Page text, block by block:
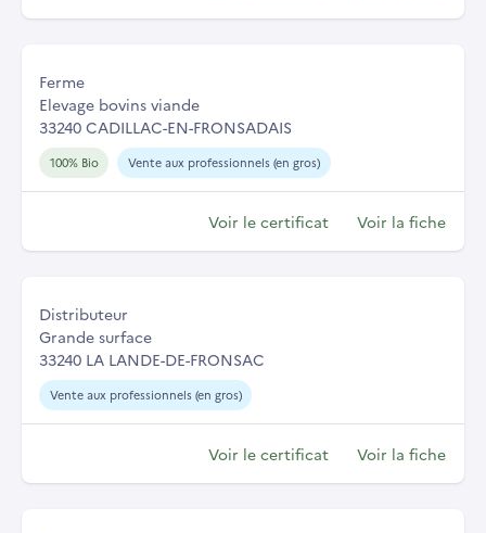
Ferme
Elevage bovins viande
33240 CADILLAC-EN-FRONSADAIS
100% Bio Vente aux professionnels (en gros)
Voir le certificat Voir la fiche
Distributeur
Grande surface
33240 LA LANDE-DE-FRONSAC
Vente aux professionnels (en gros)
Voir le certificat Voir la fiche